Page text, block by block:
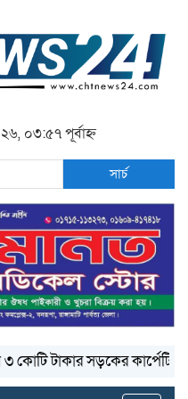
০৩:৫৭ পূর্বাহ্ন
সার্চ
টাকার সড়কের কার্পেটিং উঠে